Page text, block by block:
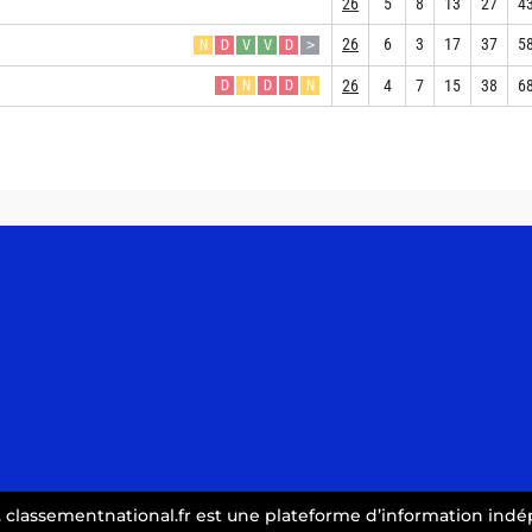
N D V V D > 26 6 3 17 37
D N D D N 26 4 7 15 38
est une plateforme d’information